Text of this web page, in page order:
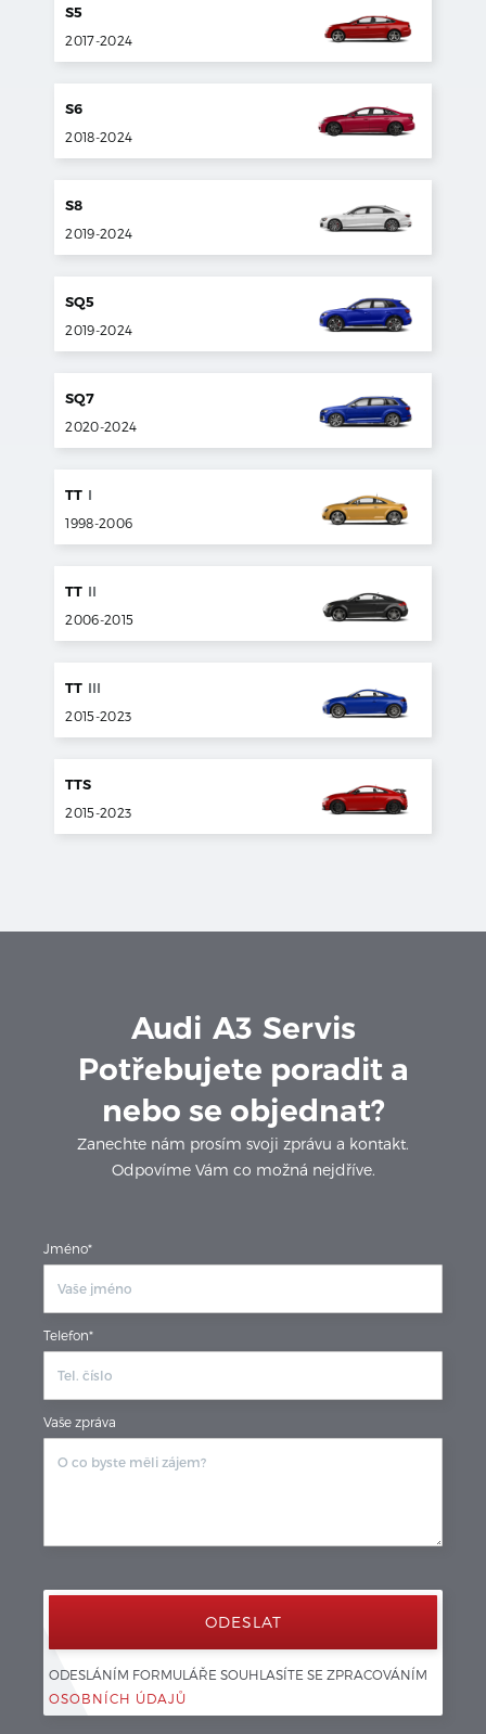
S5
2017-2024
S6
2018-2024
S8
2019-2024
SQ5
2019-2024
SQ7
2020-2024
TT I
1998-2006
TT II
2006-2015
TT III
2015-2023
TTS
2015-2023
Audi A3 Servis
Potřebujete poradit a
nebo se objednat?
Zanechte nám prosím svoji zprávu a kontakt.
Odpovíme Vám co možná nejdříve.
Jméno*
Telefon*
Vaše zpráva
ODESLÁNÍM FORMULÁŘE SOUHLASÍTE SE ZPRACOVÁNÍM
OSOBNÍCH ÚDAJŮ